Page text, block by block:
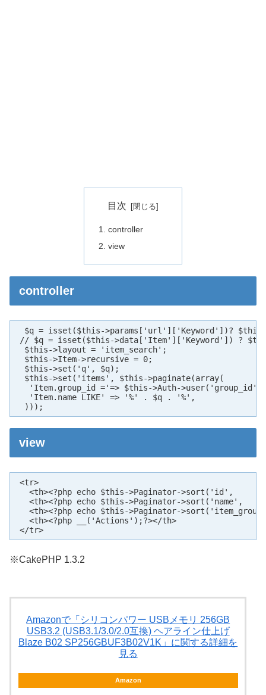
目次
controller
view
controller
$q = isset($this->params['url']['Keyword'])?
// $q = isset($this->data['Item']['Keyword']) ?
$this->layout = 'item_search';
$this->Item->recursive = 0;
$this->set('q', $q);
$this->set('items', $this->paginate(array(
'Item.group_id ='=> $this->Auth->user('group_id'),
'Item.name LIKE' => '%' . $q . '%',
)));
view
<tr>
<th><?php echo $this->Paginator->sort('id',
<th><?php echo $this->Paginator->sort('name',
<th><?php echo $this->Paginator-
<th><?php __('Actions');?></th>
</tr>
※CakePHP 1.3.2
Amazonで「シリコンパワー USBメモリ 256GB
USB3.2 (USB3.1/3.0/2.0互換) ヘアライン仕上げ
Blaze B02 SP256GBUF3B02V1K」に関する詳細を
見る
Amazon